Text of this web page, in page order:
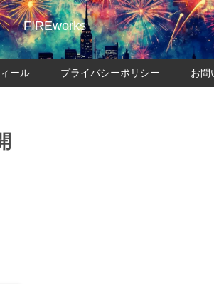
FIREworks
ール プライバシーポリシー お問